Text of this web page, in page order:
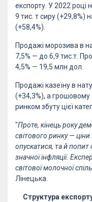
експорту. У 2022 році
9 тис. т сиру (+29,8%)
(+58,4%).
Продажі морозива в
7,5% — до 6,9 тис.т.
4,5% — 19,5 млн дол.
Продажі казеїну в
(+34,3%), а
ринком збуту цієї
"Проте, кінець року
світового ринку —
опускатися, та й попит
значної інфляції.
світової молочної
Лінецька.
Структура